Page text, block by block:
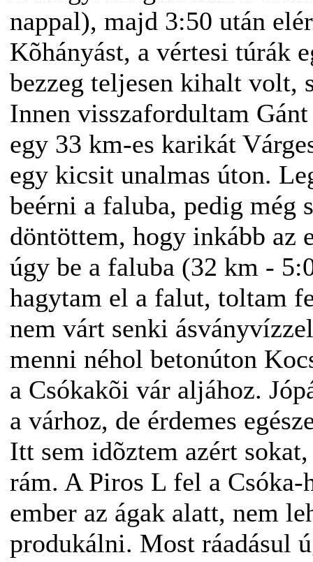
nappal), majd 3:50 után
Kõhányást, a vértesi túrák
bezzeg teljesen kihalt volt,
Innen visszafordultam
egy 33 km-es karikát
egy kicsit unalmas úton.
beérni a faluba, pedig még
döntöttem, hogy inkább az
úgy be a faluba (32 km -
hagytam el a falut, toltam
nem várt senki
menni néhol betonúton
a Csókakõi vár aljához.
a várhoz, de érdemes
Itt sem idõztem azért
rám. A Piros L fel a
ember az ágak alatt, nem
produkálni. Most ráadásul